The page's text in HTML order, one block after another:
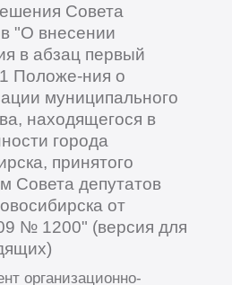
Совета
"О внесении
в абзац первый
Положе-ния о
муниципального
находящегося в
города
принятого
Совета депутатов
от
№ 1200" (версия для
организационно-